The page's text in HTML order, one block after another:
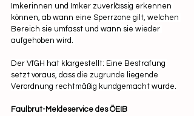
Imkerinnen und Imker zuverlässig erkennen
können, ab wann eine Sperrzone gilt, welchen
Bereich sie umfasst und wann sie wieder
aufgehoben wird.
Der VfGH hat klargestellt: Eine Bestrafung
setzt voraus, dass die zugrunde liegende
Verordnung rechtmäßig kundgemacht wurde.
Faulbrut-Meldeservice des ÖEIB